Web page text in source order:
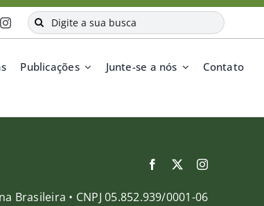
Buscar
resultados
Publicações Junte-se a nós Contato
Brasileira • CNPJ 05.852.939/0001-06